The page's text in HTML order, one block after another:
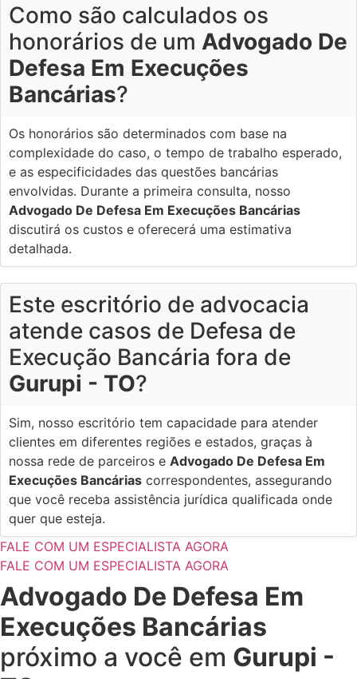
Como são calculados os
honorários de um Advogado De
Defesa Em Execuções
Bancárias?
Os honorários são determinados com base na
complexidade do caso, o tempo de trabalho esperado,
e as especificidades das questões bancárias
envolvidas. Durante a primeira consulta, nosso
Advogado De Defesa Em Execuções Bancárias
discutirá os custos e oferecerá uma estimativa
detalhada.
Este escritório de advocacia
atende casos de Defesa de
Execução Bancária fora de
Gurupi - TO?
Sim, nosso escritório tem capacidade para atender
clientes em diferentes regiões e estados, graças à
nossa rede de parceiros e Advogado De Defesa Em
Execuções Bancárias correspondentes, assegurando
que você receba assistência jurídica qualificada onde
quer que esteja.
FALE COM UM ESPECIALISTA AGORA
FALE COM UM ESPECIALISTA AGORA
Advogado De Defesa Em
Execuções Bancárias
próximo a você em Gurupi -